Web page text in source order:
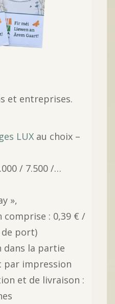
et entreprises.
LUX au choix –
/ 7.500 /…
»,
: 0,39 € /
port)
dans la partie
par impression
et de livraison :